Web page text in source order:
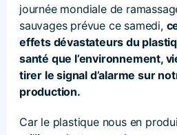
journée mondiale de
sauvages prévue ce samedi,
effets dévastateurs du
santé que l’environnement,
tirer le signal d’alarme sur
production.
Car le plastique nous en